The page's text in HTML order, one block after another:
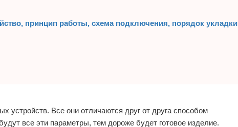
принцип работы, схема подключения, порядок укладки
устройств. Все они отличаются друг от друга способом
все эти параметры, тем дороже будет готовое изделие.